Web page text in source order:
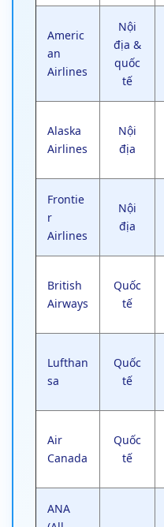
Americ
an
Airlines
Nội
địa &
quốc
tế
Alaska
Airlines
Nội
địa
Frontie
r
Airlines
Nội
địa
British
Airways
Quốc
tế
Lufthan
sa
Quốc
tế
Air
Canada
Quốc
tế
ANA